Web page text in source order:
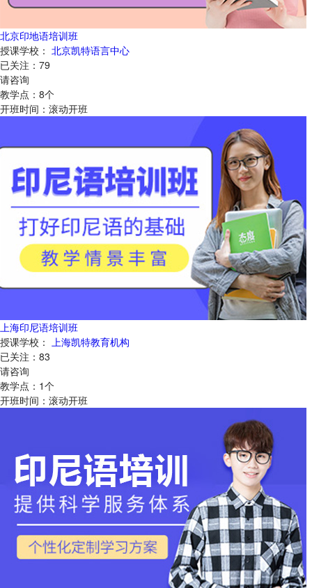
北京印地语培训班
授课学校： 北京凯特语言中心
已关注： 79
请咨询
教学点： 8个
开班时间： 滚动开班
上海印尼语培训班
授课学校：
上海凯特教育机构
已关注： 83
请咨询
教学点： 1个
开班时间： 滚动开班